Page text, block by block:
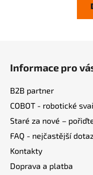
Informace pro
B2B partner
COBOT - robotické
Staré za nové –
FAQ - nejčastější
Kontakty
Doprava a platba